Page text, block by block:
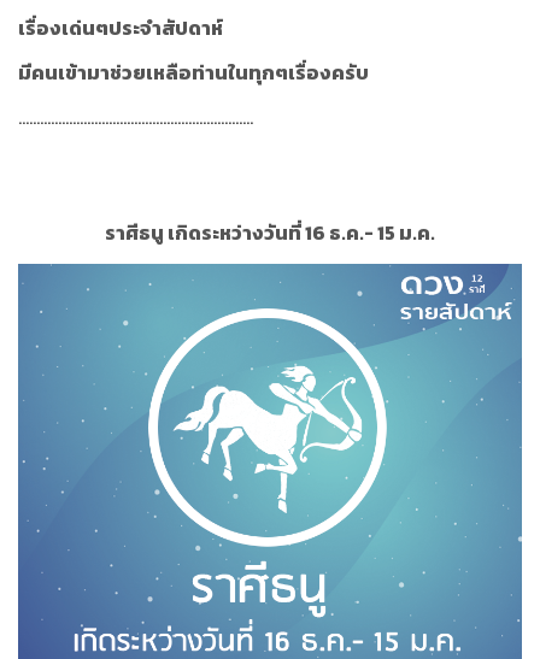
เรื่องเด่นๆประจำสัปดาห์
มีคนเข้ามาช่วยเหลือท่านในทุกๆเรื่องครับ
.................................................................
ราศีธนู เกิดระหว่างวันที่ 16 ธ.ค.- 15 ม.ค.